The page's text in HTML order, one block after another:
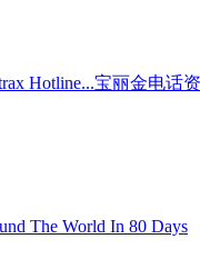
Hotline...宝丽金电话
The World In 80 Days